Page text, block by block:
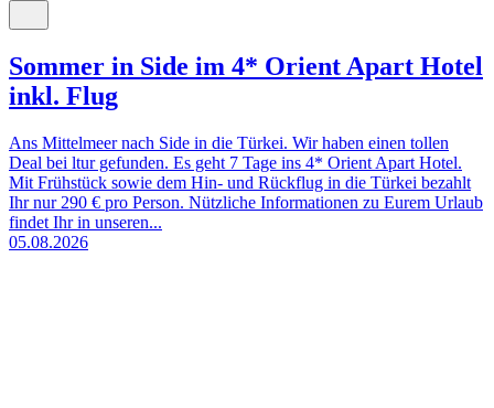
Sommer in Side im 4* Orient Apart Hotel
inkl. Flug
Ans Mittelmeer nach Side in die Türkei. Wir haben einen tollen
Deal bei ltur gefunden. Es geht 7 Tage ins 4* Orient Apart Hotel.
Mit Frühstück sowie dem Hin- und Rückflug in die Türkei bezahlt
Ihr nur 290 € pro Person. Nützliche Informationen zu Eurem Urlaub
findet Ihr in unseren...
05.08.2026